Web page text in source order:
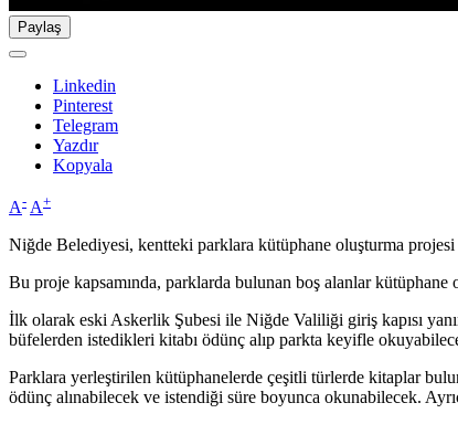
Paylaş
Linkedin
Pinterest
Telegram
Yazdır
Kopyala
A- A+
Niğde Belediyesi, kentteki parklara kütüphane oluşturma projesi
Bu proje kapsamında, parklarda bulunan boş alanlar
İlk olarak eski Askerlik Şubesi ile Niğde Valiliği giriş kapısı
büfelerden istedikleri kitabı ödünç alıp parkta keyifle
Parklara yerleştirilen kütüphanelerde çeşitli türlerde kitaplar
ödünç alınabilecek ve istendiği süre boyunca okunabilecek.